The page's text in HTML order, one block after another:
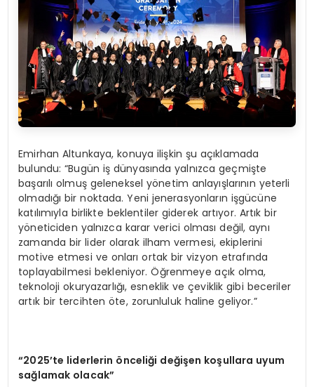
Emirhan Altunkaya, konuya ilişkin şu açıklamada
bulundu: “Bugün iş dünyasında yalnızca geçmişte
başarılı olmuş geleneksel yönetim anlayışlarının yeterli
olmadığı bir noktada. Yeni jenerasyonların işgücüne
katılımıyla birlikte beklentiler giderek artıyor. Artık bir
yöneticiden yalnızca karar verici olması değil, aynı
zamanda bir lider olarak ilham vermesi, ekiplerini
motive etmesi ve onları ortak bir vizyon etrafında
toplayabilmesi bekleniyor. Öğrenmeye açık olma,
teknoloji okuryazarlığı, esneklik ve çeviklik gibi beceriler
artık bir tercihten öte, zorunluluk haline geliyor.”
“2025’te liderlerin önceliği değişen koşullara uyum
sağlamak olacak”